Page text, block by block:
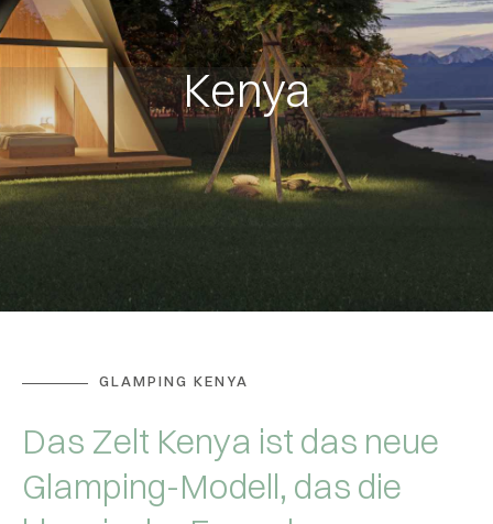
Kenya
GLAMPING KENYA
Das Zelt Kenya ist das neue
Glamping-Modell, das die